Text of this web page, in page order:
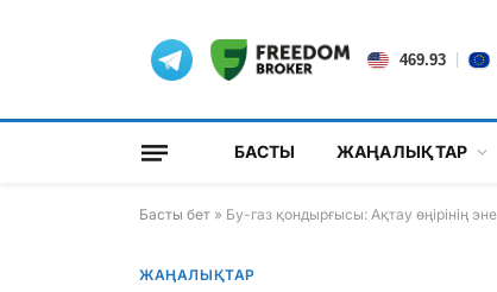
469.93
БАСТЫ ЖАҢАЛЫҚТАР
Басты бет » Бу-газ қондырғысы: Ақтау өңірінің
ЖАҢАЛЫҚТАР